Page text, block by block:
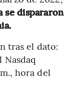
se dispararon
tras el dato:
Nasdaq
hora del